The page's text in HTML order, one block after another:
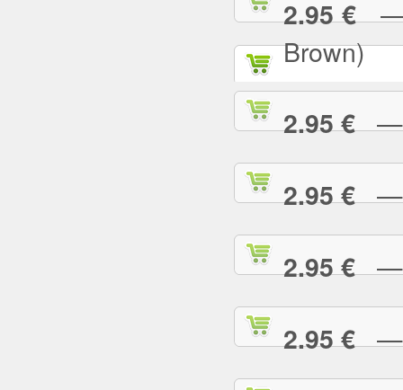
2.95 €—
Brown)
2.95 €—
2.95 €—
2.95 €—
2.95 €—